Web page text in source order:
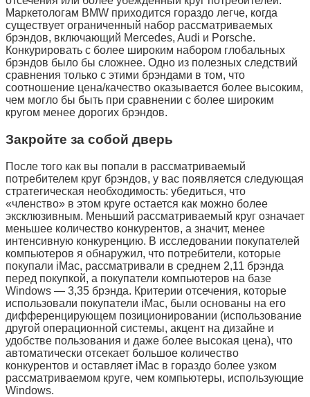
Маркетологам BMW приходится гораздо легче, когда
существует ограниченный набор рассматриваемых
брэндов, включающий Mercedes, Audi и Porsche.
Конкурировать с более широким набором глобальных
брэндов было бы сложнее. Одно из полезных следствий
сравнения только с этими брэндами в том, что
соотношение цена/качество оказывается более высоким,
чем могло бы быть при сравнении с более широким
кругом менее дорогих брэндов.
Закройте за собой дверь
После того как вы попали в рассматриваемый
потребителем круг брэндов, у вас появляется следующая
стратегическая необходимость: убедиться, что
«членство» в этом круге остается как можно более
эксклюзивным. Меньший рассматриваемый круг означает
меньшее количество конкурентов, а значит, менее
интенсивную конкуренцию. В исследовании покупателей
компьютеров я обнаружил, что потребители, которые
покупали iMac, рассматривали в среднем 2,11 брэнда
перед покупкой, а покупатели компьютеров на базе
Windows — 3,35 брэнда. Критерии отсечения, которые
использовали покупатели iMac, были основаны на его
дифференцирующем позиционировании (использование
другой операционной системы, акцент на дизайне и
удобстве пользования и даже более высокая цена), что
автоматически отсекает большое количество
конкурентов и оставляет iMac в гораздо более узком
рассматриваемом круге, чем компьютеры, использующие
Windows.